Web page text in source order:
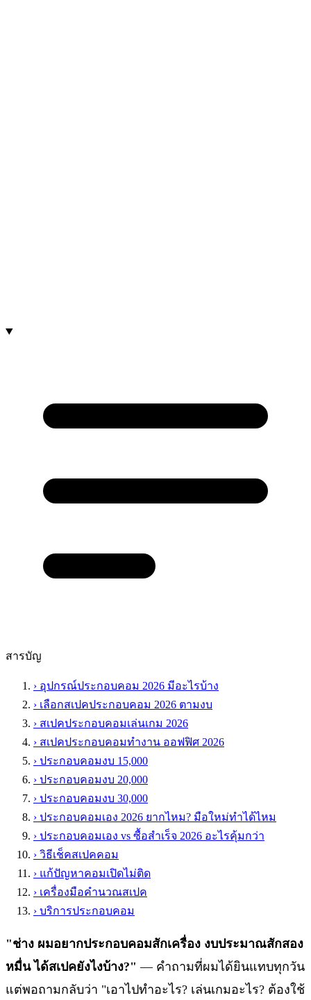
สารบัญ
› อุปกรณ์ประกอบคอม 2026 มีอะไรบ้าง
› เลือกสเปคประกอบคอม 2026 ตามงบ
› สเปคประกอบคอมเล่นเกม 2026
› สเปคประกอบคอมทำงาน ออฟฟิศ 2026
› ประกอบคอมงบ 15,000
› ประกอบคอมงบ 20,000
› ประกอบคอมงบ 30,000
› ประกอบคอมเอง 2026 ยากไหม? มือใหม่ทำได้ไหม
› ประกอบคอมเอง vs ซื้อสำเร็จ 2026 อะไรคุ้มกว่า
› วิธีเช็คสเปคคอม
› แก้ปัญหาคอมเปิดไม่ติด
› เครื่องมือคำนวณสเปค
› บริการประกอบคอม
"ช่าง ผมอยากประกอบคอมสักเครื่อง งบประมาณสักสอง
หมื่น ได้สเปคยังไงบ้าง?" — คำถามที่ผมได้ยินแทบทุกวัน
แต่พอถามกลับว่า "เอาไปทำอะไร? เล่นเกมอะไร? ต้องใช้